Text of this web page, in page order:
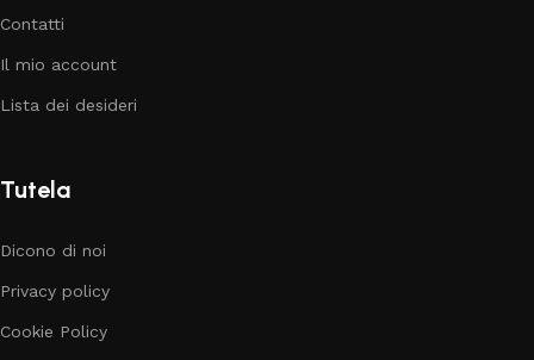
Contatti
Il mio account
Lista dei desideri
Tutela
Dicono di noi
Privacy policy
Cookie Policy